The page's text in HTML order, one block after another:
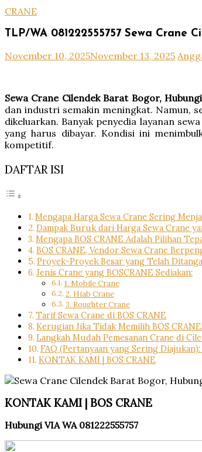
CRANE
TLP/WA 081222555757 Sewa Crane
November 10, 2025November 13, 2025
Sewa Crane Cilendek Barat Bogor,
dan industri semakin meningkat. Namun,
dikeluarkan. Banyak penyedia layanan
yang harus dibayar. Kondisi ini
kompetitif.
DAFTAR ISI
Mengapa Harga Sewa Crane Sering
Dampak Buruk dari Harga Sewa Crane
Mengapa BOS CRANE Adalah Pilihan
BOS CRANE, Vendor Sewa Crane
Proyek-Proyek Besar yang Telah
Jenis Crane yang BOSCRANE Sediakan:
1. Mobile Crane
2. Hiab Crane
3. Roughter Crane
Tarif Sewa Crane di BOS CRANE
Kerugian Jika Tidak Memilih BOS
Langkah Mudah Pemesanan Crane di
FAQ (Pertanyaan yang Sering
KONTAK KAMI | BOS CRANE
KONTAK KAMI | BOS CRANE
Hubungi VIA WA 081222555757